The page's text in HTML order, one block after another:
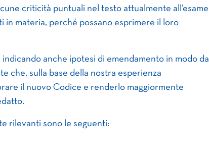
criticità puntuali nel testo attualmente all’esame
in materia, perché possano esprimere il loro
anche ipotesi di emendamento in modo da
che, sulla base della nostra esperienza
il nuovo Codice e renderlo maggiormente
rilevanti sono le seguenti: